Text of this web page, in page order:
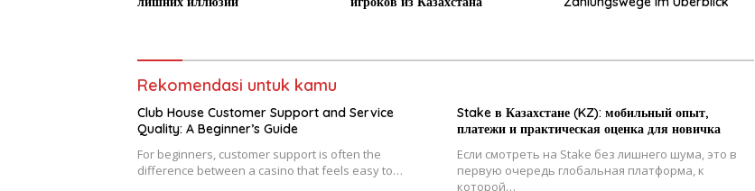
Rekomendasi untuk kamu
Club House Customer Support and Service
Quality: A Beginner’s Guide
For beginners, customer support is often the
difference between a casino that feels easy to…
Stake в Казахстане (KZ): мобильный опыт,
платежи и практическая оценка для новичка
Если смотреть на Stake без лишнего шума, это в
первую очередь глобальная платформа, к
которой…